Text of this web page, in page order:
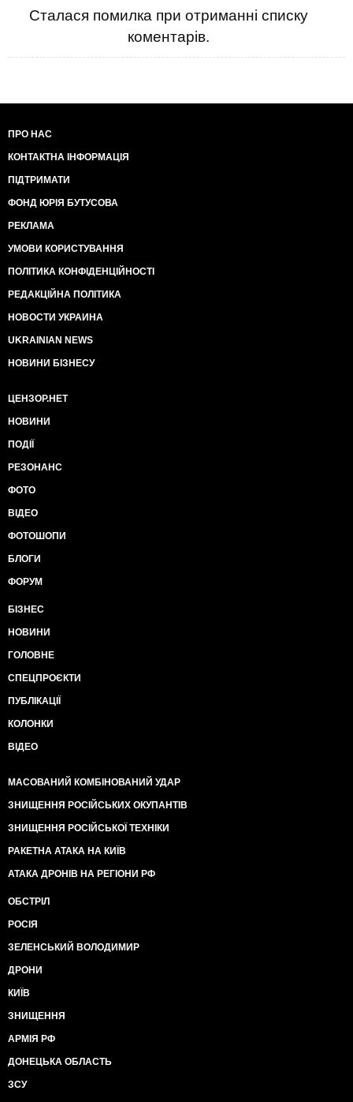
Сталася помилка при отриманні списку
коментарів.
ПРО НАС
КОНТАКТНА ІНФОРМАЦІЯ
ПІДТРИМАТИ
ФОНД ЮРІЯ БУТУСОВА
РЕКЛАМА
УМОВИ КОРИСТУВАННЯ
ПОЛІТИКА КОНФІДЕНЦІЙНОСТІ
РЕДАКЦІЙНА ПОЛІТИКА
НОВОСТИ УКРАИНА
UKRAINIAN NEWS
НОВИНИ БІЗНЕСУ
ЦЕНЗОР.НЕТ
НОВИНИ
ПОДІЇ
РЕЗОНАНС
ФОТО
ВІДЕО
ФОТОШОПИ
БЛОГИ
ФОРУМ
БІЗНЕС
НОВИНИ
ГОЛОВНЕ
СПЕЦПРОЄКТИ
ПУБЛІКАЦІЇ
КОЛОНКИ
ВІДЕО
МАСОВАНИЙ КОМБІНОВАНИЙ УДАР
ЗНИЩЕННЯ РОСІЙСЬКИХ ОКУПАНТІВ
ЗНИЩЕННЯ РОСІЙСЬКОЇ ТЕХНІКИ
РАКЕТНА АТАКА НА КИЇВ
АТАКА ДРОНІВ НА РЕГІОНИ РФ
ОБСТРІЛ
РОСІЯ
ЗЕЛЕНСЬКИЙ ВОЛОДИМИР
ДРОНИ
КИЇВ
ЗНИЩЕННЯ
АРМІЯ РФ
ДОНЕЦЬКА ОБЛАСТЬ
ЗСУ